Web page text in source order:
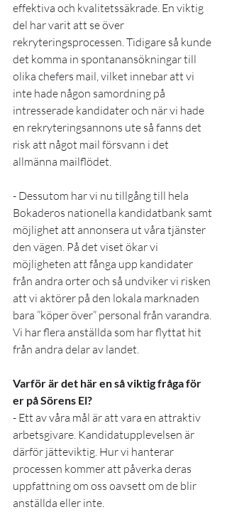
effektiva och kvalitetssäkrade. En viktig
del har varit att se över
rekryteringsprocessen. Tidigare så kunde
det komma in spontanansökningar till
olika chefers mail, vilket innebar att vi
inte hade någon samordning på
intresserade kandidater och när vi hade
en rekryteringsannons ute så fanns det
risk att något mail försvann i det
allmänna mailflödet.
- Dessutom har vi nu tillgång till hela
Bokaderos nationella kandidatbank samt
möjlighet att annonsera ut våra tjänster
den vägen. På det viset ökar vi
möjligheten att fånga upp kandidater
från andra orter och så undviker vi risken
att vi aktörer på den lokala marknaden
bara ”köper över” personal från varandra.
Vi har flera anställda som har flyttat hit
från andra delar av landet.
Varför är det här en så viktig fråga för
er på Sörens El?
- Ett av våra mål är att vara en attraktiv
arbetsgivare. Kandidatupplevelsen är
därför jätteviktig. Hur vi hanterar
processen kommer att påverka deras
uppfattning om oss oavsett om de blir
anställda eller inte.